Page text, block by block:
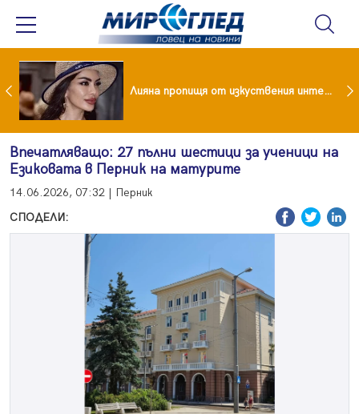
Популярен риалити герой заряза жена си заради друга Лияна пропищя от изкуствения интелект
Впечатляващо: 27 пълни шестици за ученици на
Езиковата в Перник на матурите
14.06.2026, 07:32 | Перник
СПОДЕЛИ: